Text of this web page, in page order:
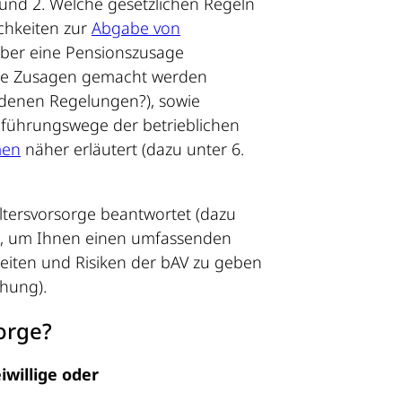
zur Abgabe von
eine Pensionszusage
Zusagen gemacht werden
Regelungen?), sowie
der betrieblichen
näher erläutert (dazu unter 6.
beantwortet (dazu
um Ihnen einen umfassenden
und Risiken der bAV zu geben
oder